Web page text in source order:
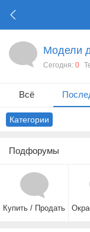
Модели
Сегодня: 0
Всё
Категории
Подфорумы
Купить / Продать